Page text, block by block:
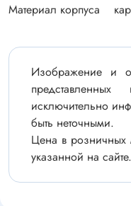
Материал корпуса
Изображение и
исключительно
быть неточными.
Цена в розничных
указанной на сайте.